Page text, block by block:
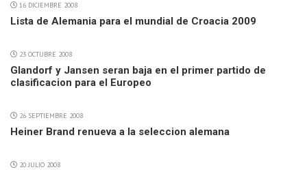
16 DICIEMBRE 2008
Lista de Alemania para el mundial de Croacia 2009
23 OCTUBRE 2008
Glandorf y Jansen seran baja en el primer partido de
clasificacion para el Europeo
26 SEPTIEMBRE 2008
Heiner Brand renueva a la seleccion alemana
20 JULIO 2008